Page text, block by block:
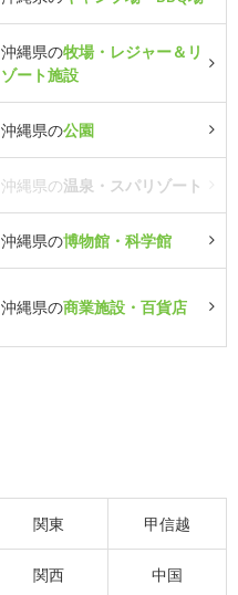
沖縄県の牧場・レジャー＆リ
ゾート施設
沖縄県の公園
沖縄県の温泉・スパリゾート
沖縄県の博物館・科学館
沖縄県の商業施設・百貨店
関東 甲信越
関西 中国